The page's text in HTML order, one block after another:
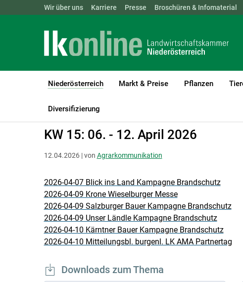
Landwirtschaftskammern: ÖSTERREICH BGLD KTN NÖ
Wir über uns Karriere Presse Broschüren & Infomaterial
Niederösterreich
(current)1
Markt & Preise Pflanzen
Diversifizierung
LK Niederösterreich
KW 15: 06. - 12. April 2026
12.04.2026 | von Agrarkommunikation
2026-04-07 Blick ins Land Kampagne Brandschutz
2026-04-09 Krone Wieselburger Messe
2026-04-09 Salzburger Bauer Kampagne Brandschutz
2026-04-09 Unser Ländle Kampagne Brandschutz
2026-04-10 Kärntner Bauer Kampagne Brandschutz
2026-04-10 Mitteilungsbl. burgenl. LK AMA Partnertag
Downloads zum Thema